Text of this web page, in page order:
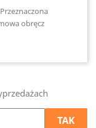
obręcz